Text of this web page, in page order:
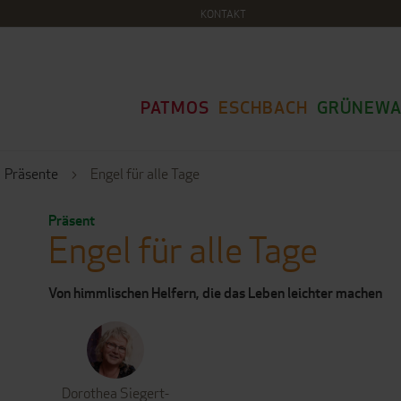
KONTAKT
PATMOS ESCHBACH
Präsente Engel für alle Tage
Präsent
Engel für alle Tage
Von himmlischen Helfern, die das Leben leichter machen
Dorothea Siegert-